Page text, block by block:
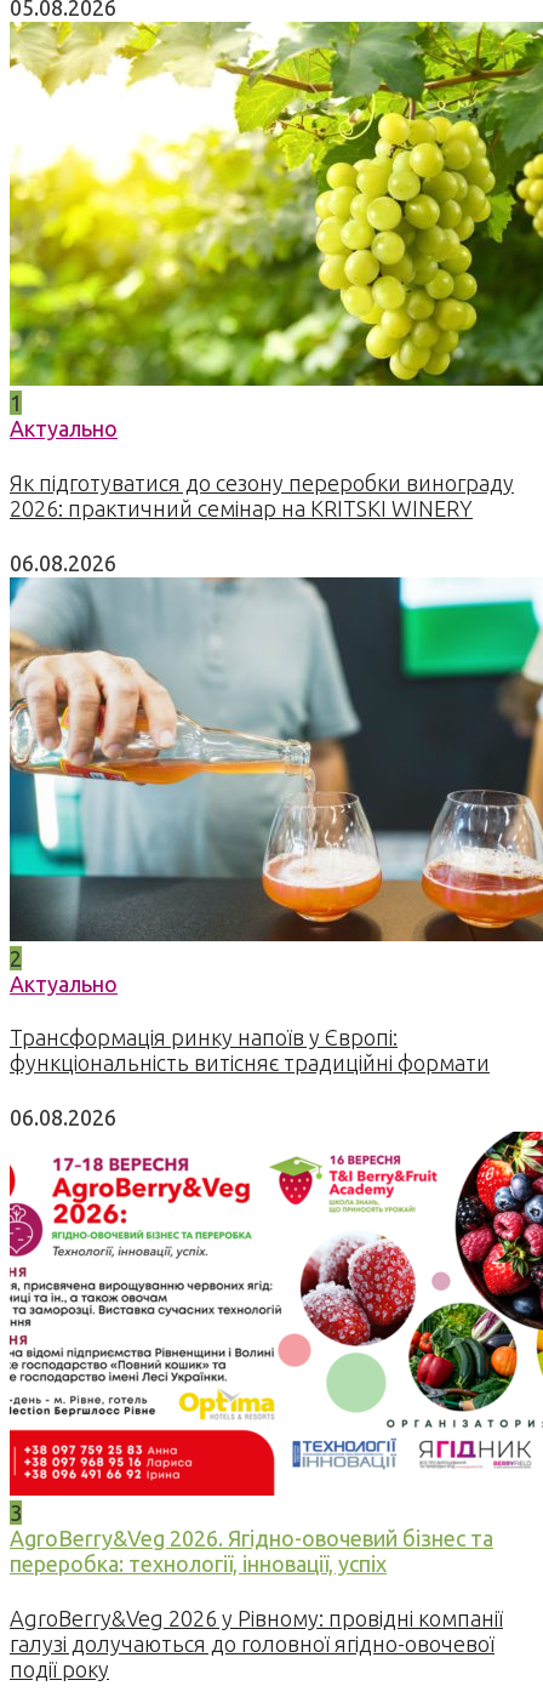
05.08.2026
1
Актуально
Як підготуватися до сезону переробки винограду
2026: практичний семінар на KRITSKI WINERY
06.08.2026
2
Актуально
Трансформація ринку напоїв у Європі:
функціональність витісняє традиційні формати
06.08.2026
3
AgroBerry&Veg 2026. Ягідно-овочевий бізнес та
переробка: технології, інновації, успіх
AgroBerry&Veg 2026 у Рівному: провідні компанії
галузі долучаються до головної ягідно-овочевої
події року